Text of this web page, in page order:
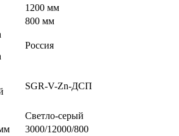
1200 мм
800 мм
Россия
SGR-V-Zn-ДСП
Светло-серый
3000/12000/800